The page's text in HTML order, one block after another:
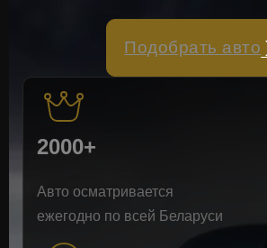
Подобрать авто
2000+
Авто осматривается
ежегодно по всей Беларуси